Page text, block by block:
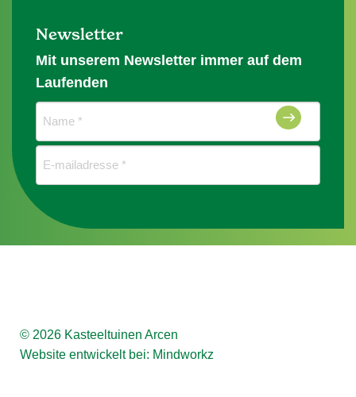
Newsletter
Mit unserem Newsletter immer auf dem
Laufenden
© 2026 Kasteeltuinen Arcen
Website entwickelt bei: Mindworkz